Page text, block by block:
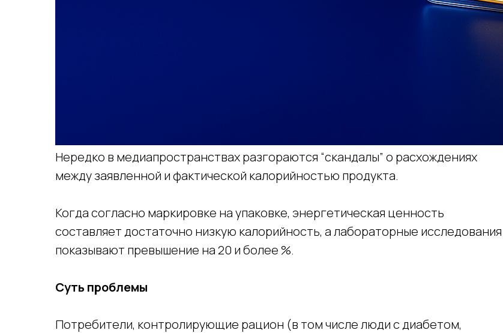
Нередко в медиапространствах разгораются “скандалы” о расхождениях
между заявленной и фактической калорийностью продукта.
Когда согласно маркировке на упаковке, энергетическая ценность
составляет достаточно низкую калорийность, а лабораторные исследования
показывают превышение на 20 и более %.
Суть проблемы
Потребители, контролирующие рацион (в том числе люди с диабетом,